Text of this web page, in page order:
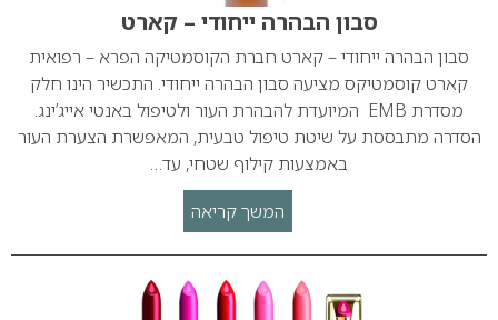
סבון הבהרה ייחודי – קארט
סבון הבהרה ייחודי – קארט חברת הקוסמטיקה הפרא – רפואית
קארט קוסמטיקס מציעה סבון הבהרה ייחודי. התכשיר הינו חלק
מסדרת EMB המיועדת להבהרת העור ולטיפול באנטי אייג’ינג.
הסדרה מתבססת על שיטת טיפול טבעית, המאפשרת הצערת העור
באמצעות קילוף שטחי, עד…
המשך קריאה